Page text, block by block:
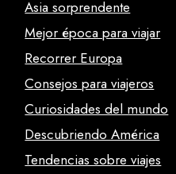
Asia sorprendente
Mejor época para viajar
Recorrer Europa
Consejos para viajeros
Curiosidades del mundo
Descubriendo América
Tendencias sobre viajes